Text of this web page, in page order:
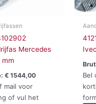
Mercedes
mm
€ 1544,00
mail voor
of vul het
Bel